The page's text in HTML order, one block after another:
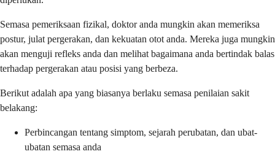
Semasa pemeriksaan fizikal, doktor anda mungkin akan memeriksa
postur, julat pergerakan, dan kekuatan otot anda. Mereka juga mungkin
akan menguji refleks anda dan melihat bagaimana anda bertindak balas
terhadap pergerakan atau posisi yang berbeza.
Berikut adalah apa yang biasanya berlaku semasa penilaian sakit
belakang:
Perbincangan tentang simptom, sejarah perubatan, dan ubat-
ubatan semasa anda